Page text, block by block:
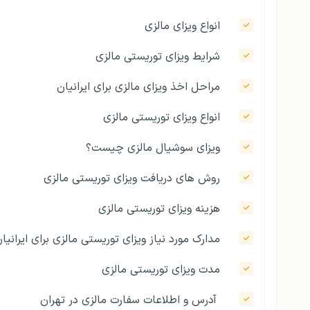
انواع ویزای مالزی
شرایط ویزای توریستی مالزی
مراحل اخذ ویزای مالزی برای ایرانیان
انواع ویزای توریستی مالزی
ویزای سوشیال مالزی چیست؟
روش های دریافت ویزای توریستی مالزی
هزینه ویزای توریستی مالزی
مدارک مورد نیاز ویزای توریستی مالزی برای
مدت ویزای توریستی مالزی
آدرس و اطلاعات سفارت مالزی در تهران